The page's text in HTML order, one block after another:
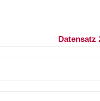
Datensatz